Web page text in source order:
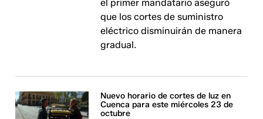
el primer mandatario aseguró
que los cortes de suministro
eléctrico disminuirán de manera
gradual.
Nuevo horario de cortes de luz en
Cuenca para este miércoles 23 de
octubre